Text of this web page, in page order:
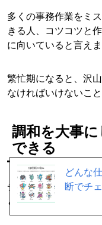
多くの事務作業をミ
きる人、コツコツと
に向いていると言えま
繁忙期になると、沢
なければいけないこと
調和を大事
できる
チームがまとまって
とが期待できます。
どんな
断でチ